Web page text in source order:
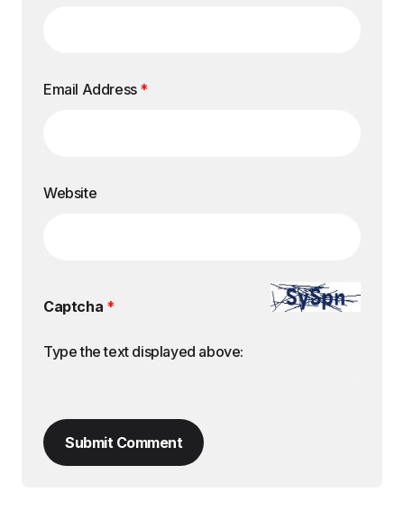
Email Address *
Website
Captcha *
Type the text displayed above:
Submit Comment